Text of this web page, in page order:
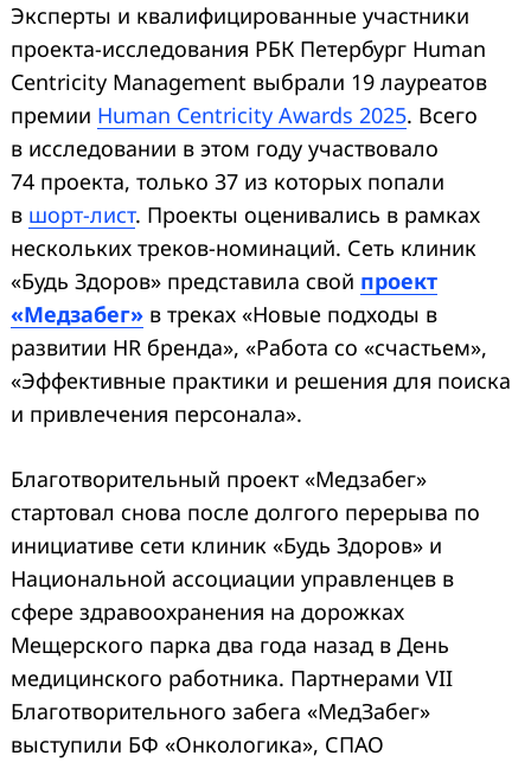
Эксперты и квалифицированные участники
проекта-исследования РБК Петербург Human
Centricity Management выбрали 19 лауреатов
премии Human Centricity Awards 2025. Всего
в исследовании в этом году участвовало
74 проекта, только 37 из которых попали
в шорт-лист. Проекты оценивались в рамках
нескольких треков-номинаций. Сеть клиник
«Будь Здоров» представила свой проект
«Медзабег» в треках «Новые подходы в
развитии HR бренда», «Работа со «счастьем»,
«Эффективные практики и решения для поиска
и привлечения персонала».
Благотворительный проект «Медзабег»
стартовал снова после долгого перерыва по
инициативе сети клиник «Будь Здоров» и
Национальной ассоциации управленцев в
сфере здравоохранения на дорожках
Мещерского парка два года назад в День
медицинского работника. Партнерами VII
Благотворительного забега «МедЗабег»
выступили БФ «Онкологика», СПАО